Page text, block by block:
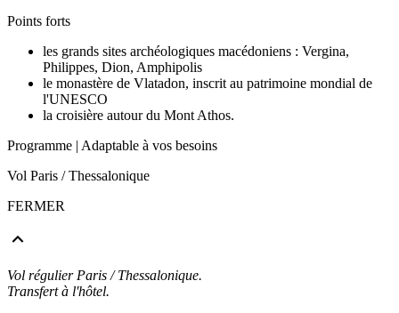
Points forts
les grands sites archéologiques macédoniens : Vergina,
Philippes, Dion, Amphipolis
le monastère de Vlatadon, inscrit au patrimoine mondial de
l'UNESCO
la croisière autour du Mont Athos.
Programme | Adaptable à vos besoins
Vol Paris / Thessalonique
FERMER
Vol régulier Paris / Thessalonique.
Transfert à l'hôtel.